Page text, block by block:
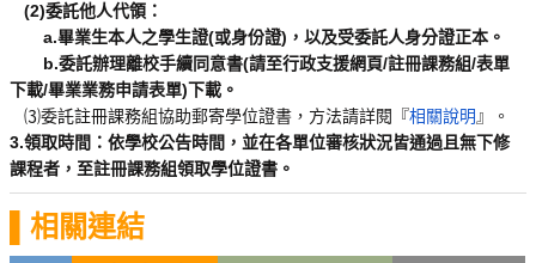
(2)委託他人代領：
a.畢業生本人之學生證(或身份證)，以及受委託人身分證正本。
b.委託辦理離校手續同意書(請至行政支援網頁/註冊課務組/表單
下載/畢業業務申請表單)下載。
⑶委託註冊課務組協助郵寄學位證書，方法請詳閱『相關說明』
。
3.領取時間：依學校公告時間，並在各單位審核狀況皆通過且無下修
課程者，至註冊課務組領取學位證書。
▌相關連結